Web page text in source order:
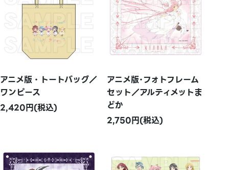
アニメ版・トートバッグ／
ワンピース
2,420円(税込)
アニメ版･フォトフレーム
セット／アルティメットま
どか
2,750円(税込)